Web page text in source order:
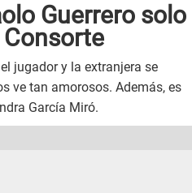
Guerrero solo
jugador y la extranjera se
ve tan amorosos. Además, es
García Miró.